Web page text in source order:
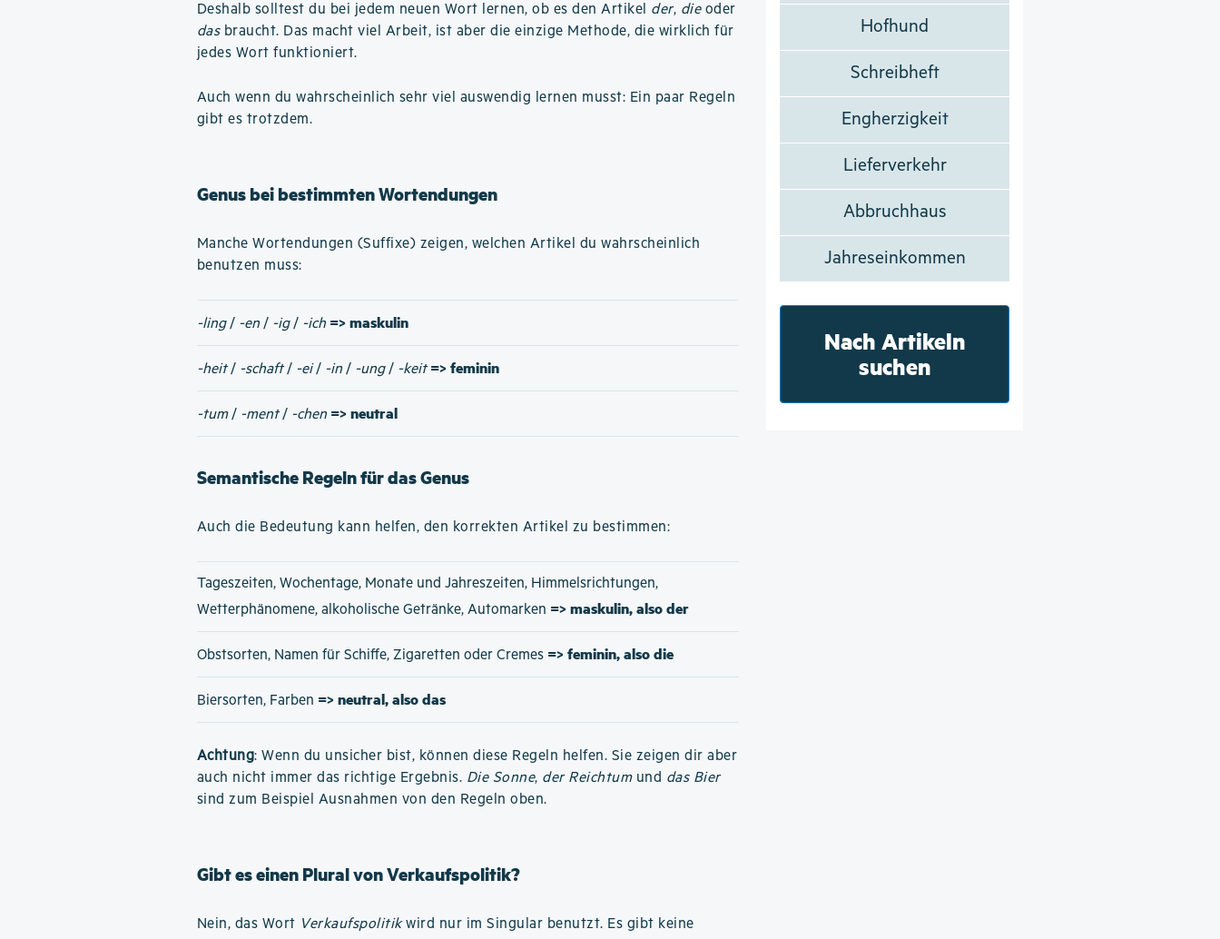
Deshalb solltest du bei jedem neuen Wort lernen, ob es den Artikel der, dieoder
dasbraucht. Das macht viel Arbeit, ist aber die einzige Methode, die wirklich für
jedes Wort funktioniert.
Auch wenn du wahrscheinlich sehr viel auswendig lernen musst: Ein paar Regeln
gibt es trotzdem.
Genus bei bestimmten Wortendungen
Manche Wortendungen (Suffixe) zeigen, welchen Artikel du wahrscheinlich
benutzen muss:
-ling/ -en/ -ig/ -ich => maskulin
-heit/ -schaft/ -ei/ -in/ -ung/ -keit => feminin
-tum/ -ment/ -chen => neutral
Semantische Regeln für das Genus
Auch die Bedeutung kann helfen, den korrekten Artikel zu bestimmen:
Tageszeiten, Wochentage, Monate und Jahreszeiten, Himmelsrichtungen,
Wetterphänomene, alkoholische Getränke, Automarken => maskulin, also der
Obstsorten, Namen für Schiffe, Zigaretten oder Cremes => feminin, also die
Biersorten, Farben => neutral, also das
Achtung: Wenn du unsicher bist, können diese Regeln helfen. Sie zeigen dir aber
auch nicht immer das richtige Ergebnis. Die Sonne, der Reichtumund das Bier
sind zum Beispiel Ausnahmen von den Regeln oben.
Gibt es einen Plural von Verkaufspolitik?
Nein, das Wort Verkaufspolitikwird nur im Singular benutzt. Es gibt keine
Hofhund
Schreibheft
Engherzigkeit
Lieferverkehr
Abbruchhaus
Jahreseinkommen
Nach Artikeln
suchen